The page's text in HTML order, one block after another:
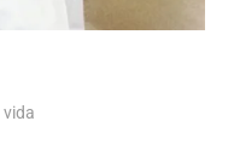
vida